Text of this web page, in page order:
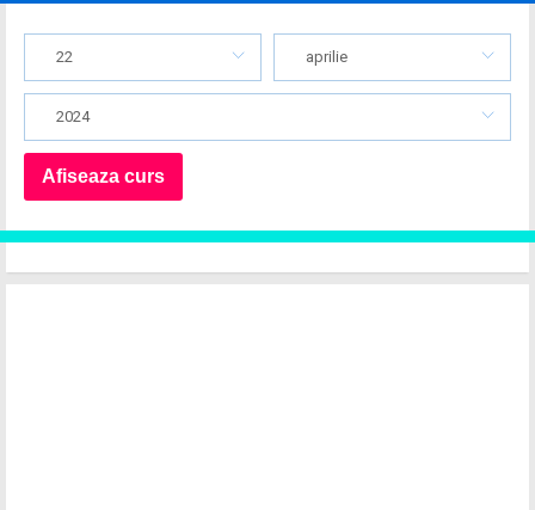
22 aprilie
2024